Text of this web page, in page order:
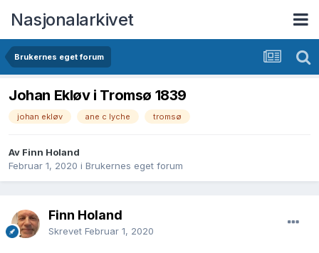
Nasjonalarkivet
Brukernes eget forum
Johan Ekløv i Tromsø 1839
johan ekløv ane c lyche tromsø
Av Finn Holand
Februar 1, 2020 i Brukernes eget forum
Finn Holand
Skrevet Februar 1, 2020